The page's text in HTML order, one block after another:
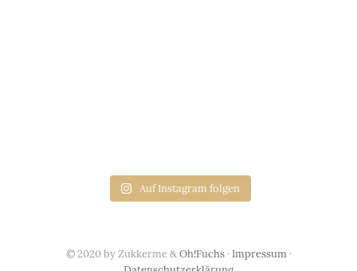
Auf Instagram folgen
© 2020 by Zukkerme &Oh!Fuchs· Impressum ·